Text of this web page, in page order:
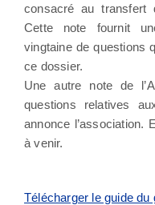
consacré au transfert
Cette note fournit
vingtaine de questions
ce dossier.
Une autre note de
questions relatives
annonce l’association.
à venir.
Télécharger le guide du